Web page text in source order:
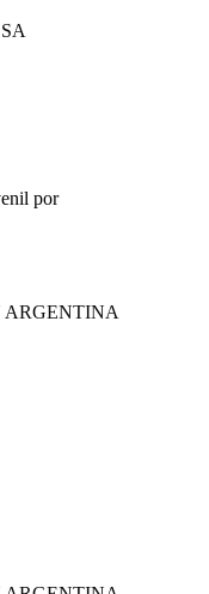
por
ARGENTINA